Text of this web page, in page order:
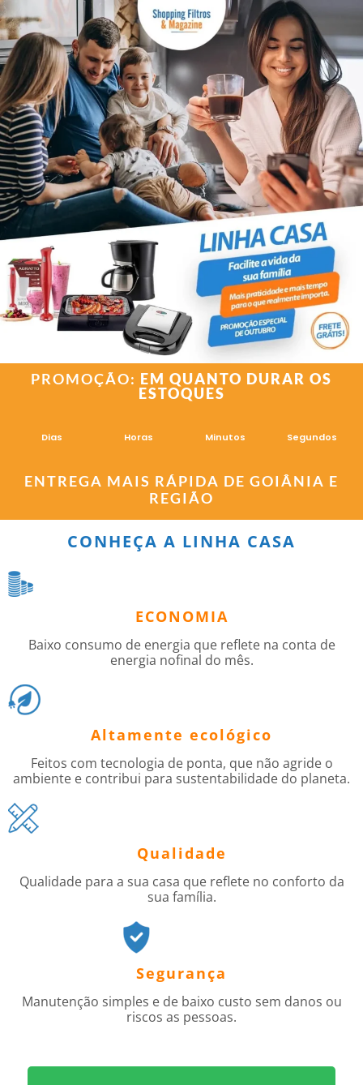
PROMOÇÃO: EM QUANTO DURAR OS
ESTOQUES
Dias Horas Minutos Segundos
ENTREGA MAIS RÁPIDA DE GOIÂNIA E
REGIÃO
CONHEÇA A LINHA CASA
ECONOMIA
Baixo consumo de energia que reflete na conta de
energia nofinal do mês.
Altamente ecológico
Feitos com tecnologia de ponta, que não agride o
ambiente e contribui para sustentabilidade do planeta.
Qualidade
Qualidade para a sua casa que reflete no conforto da
sua família.
Segurança
Manutenção simples e de baixo custo sem danos ou
riscos as pessoas.